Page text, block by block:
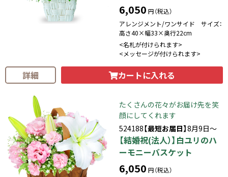
6,050 円（税込）
アレンジメント/ワンサイド サイズ：
高さ40×幅33×奥行22cm
<名札が付けられます>
<メッセージが付けられます>
詳細 カートに入れる
たくさんの花々がお届け先を笑
顔にしてくれます
524188【最短お届日】8月9日～
【結婚祝(法人）】白ユリのハ
ーモニーバスケット
6,050 円（税込）